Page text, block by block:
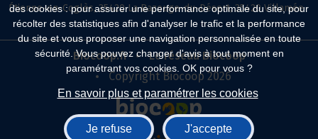
des cookies : pour assurer une performance optimale du site, pour
récolter des statistiques afin d'analyser le trafic et la performance
du site et vous proposer une navigation personnalisée en toute
sécurité. Vous pouvez changer d'avis à tout moment en
paramétrant vos cookies. OK pour vous ?
En savoir plus et paramétrer les cookies
Je refuse J'accepte
Étienne-en-Coglès, 35420 La Bazouge-du-Désert, 35420 Villamée
Biocoop.fr
Le réseau Biocoop
Copyright Biocoop 2026